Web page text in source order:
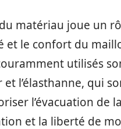
matériau joue un
et le confort du
utilisés
et l’élasthanne, qui
l’évacuation de la
et la liberté de